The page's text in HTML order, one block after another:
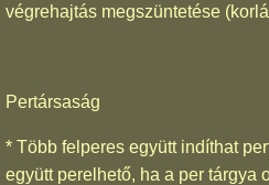
végrehajtás megszüntetése
Pertársaság
* Több felperes együtt indíthat
együtt perelhető, ha a per tárgya